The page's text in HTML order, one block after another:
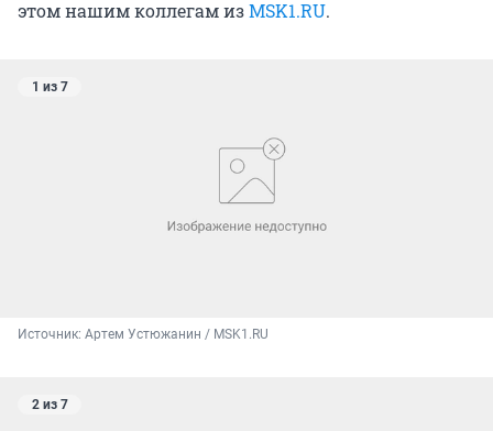
этом нашим коллегам изMSK1.RU.
1 из 7
Источник: Артем Устюжанин / MSK1.RU
2 из 7